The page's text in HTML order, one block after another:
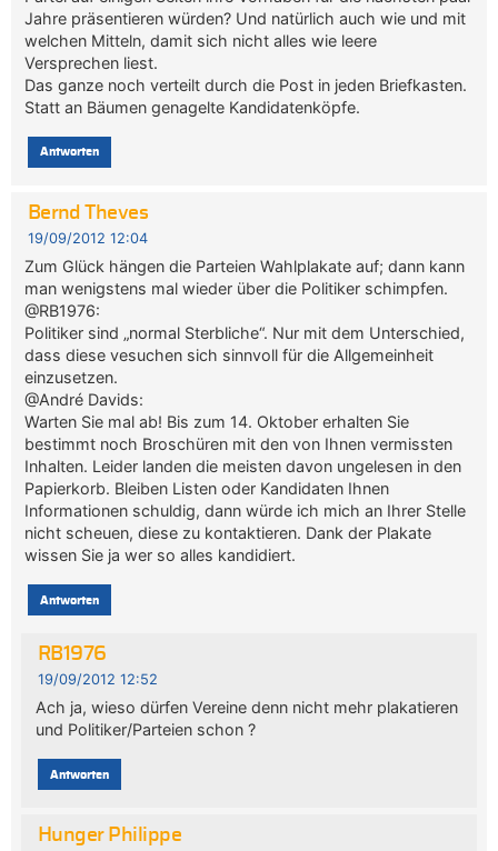
Jahre präsentieren würden? Und natürlich auch wie und mit
welchen Mitteln, damit sich nicht alles wie leere
Versprechen liest.
Das ganze noch verteilt durch die Post in jeden Briefkasten.
Statt an Bäumen genagelte Kandidatenköpfe.
Antworten
Bernd Theves
19/09/2012 12:04
Zum Glück hängen die Parteien Wahlplakate auf; dann kann
man wenigstens mal wieder über die Politiker schimpfen.
@RB1976:
Politiker sind „normal Sterbliche“. Nur mit dem Unterschied,
dass diese vesuchen sich sinnvoll für die Allgemeinheit
einzusetzen.
@André Davids:
Warten Sie mal ab! Bis zum 14. Oktober erhalten Sie
bestimmt noch Broschüren mit den von Ihnen vermissten
Inhalten. Leider landen die meisten davon ungelesen in den
Papierkorb. Bleiben Listen oder Kandidaten Ihnen
Informationen schuldig, dann würde ich mich an Ihrer Stelle
nicht scheuen, diese zu kontaktieren. Dank der Plakate
wissen Sie ja wer so alles kandidiert.
Antworten
RB1976
19/09/2012 12:52
Ach ja, wieso dürfen Vereine denn nicht mehr plakatieren
und Politiker/Parteien schon ?
Antworten
Hunger Philippe